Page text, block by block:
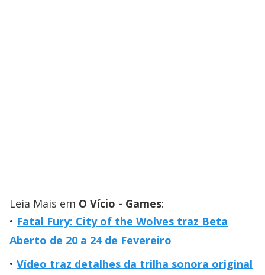
Leia Mais em O Vício - Games:
Fatal Fury: City of the Wolves traz Beta
Aberto de 20 a 24 de Fevereiro
Vídeo traz detalhes da trilha sonora original